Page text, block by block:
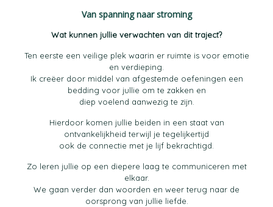
Van spanning naar stroming
Wat kunnen jullie verwachten van dit traject?
Ten eerste een veilige plek waarin er ruimte is voor emotie
en verdieping.
Ik creëer door middel van afgestemde oefeningen een
bedding voor jullie om te zakken en
diep voelend aanwezig te zijn.
Hierdoor komen jullie beiden in een staat van
ontvankelijkheid terwijl je tegelijkertijd
ook de connectie met je lijf bekrachtigd.
Zo leren jullie op een diepere laag te communiceren met
elkaar.
We gaan verder dan woorden en weer terug naar de
oorsprong van jullie liefde.